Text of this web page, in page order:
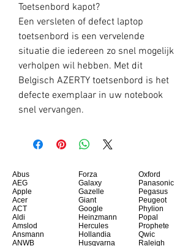
Toetsenbord kapot?
Een versleten of defect laptop
toetsenbord is een vervelende
situatie die iedereen zo snel mogelijk
verholpen wil hebben. Met dit
Belgisch AZERTY toetsenbord is het
defecte exemplaar in uw notebook
snel vervangen.
Abus
AEG
Apple
Acer
ACT
Aldi
Amslod
Ansmann
ANWB
Forza
Galaxy
Gazelle
Giant
Google
Heinzmann
Hercules
Hollandia
Husqvarna
Oxford
Panasonic
Pegasus
Peugeot
Phylion
Popal
Prophete
Qwic
Raleigh